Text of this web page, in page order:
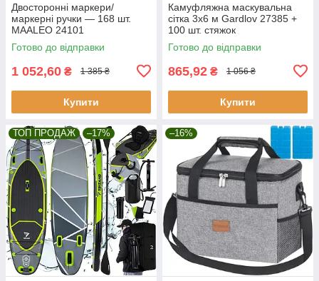
Двосторонні маркери/
маркерні ручки — 168 шт.
MAALEO 24101
Готово до відправки
1 052,60 ₴ 1 385 ₴
Купити
Камуфляжна маскувальна
сітка 3x6 м Gardlov 27385 +
100 шт. стяжок
Готово до відправки
865,92 ₴ 1 056 ₴
Купити
ТОП ПРОДАЖ –17% –16%